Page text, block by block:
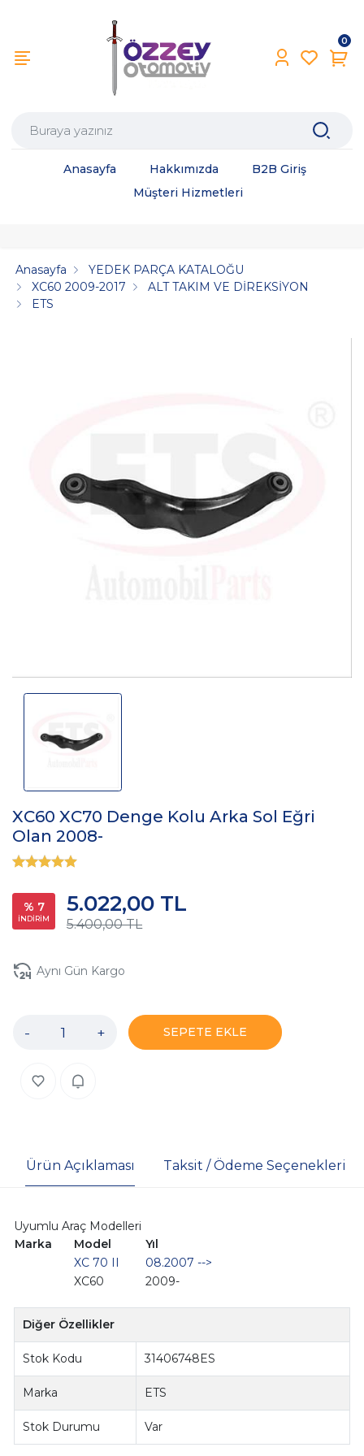
0
Anasayfa Hakkımızda
B2B Giriş
Müşteri Hizmetleri
Anasayfa
YEDEK PARÇA KATALOĞU
XC60 2009-2017
ALT TAKIM VE DİREKSİYON
ETS
XC60 XC70 Denge Kolu Arka Sol Eğri
Olan 2008-
% 7
İNDİRİM 5.400,00 TL
5.022,00 TL
Aynı Gün Kargo
- + SEPETE EKLE
Ürün Açıklaması Taksit / Ödeme Seçenekleri
Uyumlu Araç Modelleri
Marka
Model
Yıl
XC 70 II
08.2007 -->
XC60
2009-
Diğer Özellikler
Stok Kodu 31406748ES
Marka ETS
Stok Durumu Var